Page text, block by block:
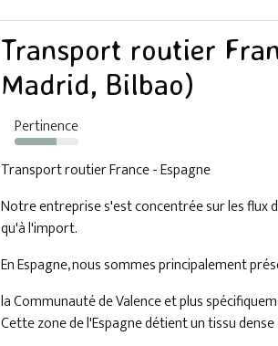
Transport routier
Madrid, Bilbao)
Pertinence
66%
Transport routier France - Espagne
Notre entreprise s'est concentrée sur les
qu'à l'import.
En Espagne, nous sommes principalement
la Communauté de Valence et plus
Cette zone de l'Espagne détient un tissu